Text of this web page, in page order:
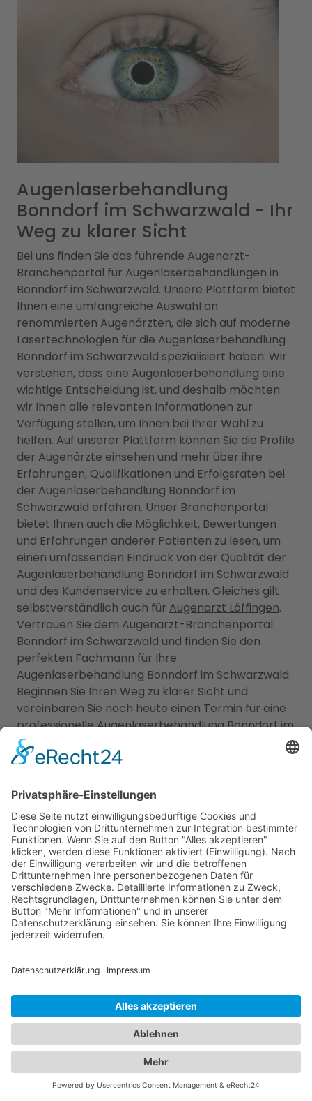
Augenlaserbehandlung
Bonndorf im Schwarzwald - Ihr
Weg zu klarer Sicht
Bei uns finden Sie das führende Augenarzt-
Branchenportal für Augenlaserbehandlungen in
Bonndorf im Schwarzwald. Unsere Plattform bietet
Ihnen eine umfangreiche Auswahl an
renommierten Augenärzten, die sich auf moderne
Lasertechnologien für die Augenlaserbehandlung
Bonndorf im Schwarzwald spezialisiert haben. Wir
verstehen, dass eine Augenlaserbehandlung eine
wichtige Entscheidung ist, und deshalb möchten
wir Ihnen alle relevanten Informationen zur
Verfügung stellen, um Ihnen bei Ihrer Wahl zu
helfen. Auf unserer Plattform können Sie die Profile
der Augenärzte einsehen und mehr über ihre
Erfahrungen, Qualifikationen und Erfolgsraten bei
der Augenlaserbehandlung Bonndorf im
Schwarzwald erfahren. Unser Branchenportal
bietet Ihnen auch die Möglichkeit, Bewertungen
und Erfahrungen anderer Patienten zu lesen, um
einen umfassenden Eindruck von der Qualität der
Augenlaserbehandlung Bonndorf im Schwarzwald
und des Kundenservice zu erhalten. Gleiches gilt
selbstverständlich auch für Augenarzt Löffingen.
Vertrauen Sie dem Augenarzt-Branchenportal
Bonndorf im Schwarzwald und finden Sie den
perfekten Fachmann für Ihre
Augenlaserbehandlung Bonndorf im Schwarzwald.
Beginnen Sie Ihren Weg zu klarer Sicht und
vereinbaren Sie noch heute einen Termin für eine
professionelle Augenlaserbehandlung Bonndorf im
Schwarzwald.
Augenarzt und Kinderarzt
Bonndorf im Schwarzwald:
Experten für die Gesundheit
von Augen und Kindern
Bei uns finden Sie eine breite Auswahl an
hochqualifizierten Augenärzten und Kinderärzten
in Bonndorf im Schwarzwald, die Ihnen die
bestmögliche medizinische Versorgung bieten.
Unsere Augenärzte sind Experten auf ihrem Gebiet
und verfügen über langjährige Erfahrung in der
Augenerkrankungen. Sie verwenden modernste
Technologien und bieten eine Vielzahl von
Leistungen an, darunter Routineuntersuchungen,
Augenlaserbehandlungen, Brillen- und
Kontaktlinsenanpassungen sowie die Behandlung
von Augenerkrankungen bei Erwachsenen. Für
unsere jüngsten Patienten bieten wir eine
sorgfältig ausgewählte Liste von Kinderärzten, die